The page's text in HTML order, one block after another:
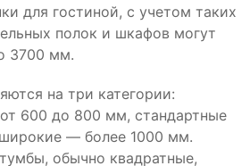
для гостиной, с учетом таких
полок и шкафов могут
3700 мм.
на три категории:
600 до 800 мм, стандартные
— более 1000 мм.
обычно квадратные,